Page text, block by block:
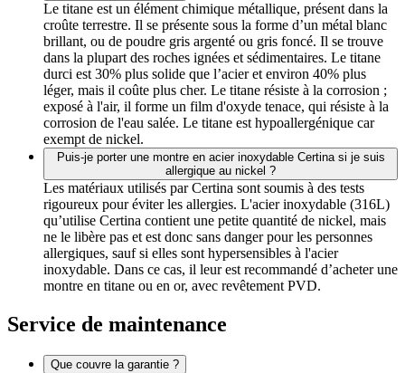
Le titane est un élément chimique métallique, présent dans la
croûte terrestre. Il se présente sous la forme d’un métal blanc
brillant, ou de poudre gris argenté ou gris foncé. Il se trouve
dans la plupart des roches ignées et sédimentaires. Le titane
durci est 30% plus solide que l’acier et environ 40% plus
léger, mais il coûte plus cher. Le titane résiste à la corrosion ;
exposé à l'air, il forme un film d'oxyde tenace, qui résiste à la
corrosion de l'eau salée. Le titane est hypoallergénique car
exempt de nickel.
Puis-je porter une montre en acier inoxydable Certina si je suis
allergique au nickel ?
Les matériaux utilisés par Certina sont soumis à des tests
rigoureux pour éviter les allergies. L'acier inoxydable (316L)
qu’utilise Certina contient une petite quantité de nickel, mais
ne le libère pas et est donc sans danger pour les personnes
allergiques, sauf si elles sont hypersensibles à l'acier
inoxydable. Dans ce cas, il leur est recommandé d’acheter une
montre en titane ou en or, avec revêtement PVD.
Service de maintenance
Que couvre la garantie ?